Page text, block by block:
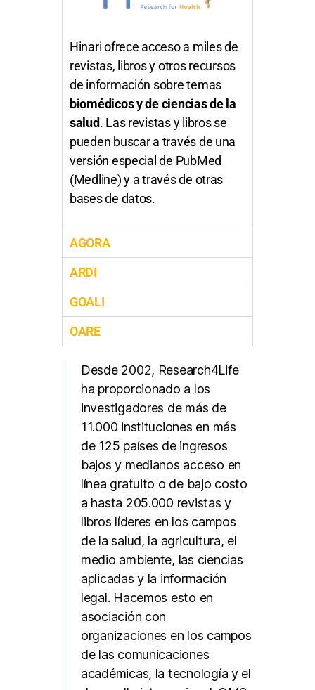
Hinari ofrece acceso a miles de
revistas, libros y otros recursos
de información sobre temas
biomédicos y de ciencias de la
salud. Las revistas y libros se
pueden buscar a través de una
versión especial de PubMed
(Medline) y a través de otras
bases de datos.
AGORA
ARDI
GOALI
OARE
Desde 2002, Research4Life
ha proporcionado a los
investigadores de más de
11.000 instituciones en más
de 125 países de ingresos
bajos y medianos acceso en
línea gratuito o de bajo costo
a hasta 205.000 revistas y
libros líderes en los campos
de la salud, la agricultura, el
medio ambiente, las ciencias
aplicadas y la información
legal. Hacemos esto en
asociación con
organizaciones en los campos
de las comunicaciones
académicas, la tecnología y el